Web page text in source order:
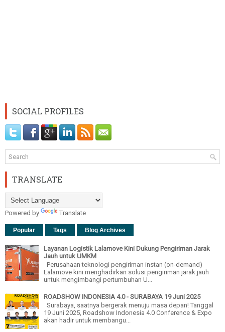
SOCIAL PROFILES
TRANSLATE
Powered by Translate
Popular Tags Blog Archives
Layanan Logistik Lalamove Kini Dukung Pengiriman Jarak
Jauh untuk UMKM
Perusahaan teknologi pengiriman instan (on-demand)
Lalamove kini menghadirkan solusi pengiriman jarak jauh
untuk mengimbangi pertumbuhan U...
ROADSHOW INDONESIA 4.0 - SURABAYA 19 Juni 2025
Surabaya, saatnya bergerak menuju masa depan! Tanggal
19 Juni 2025, Roadshow Indonesia 4.0 Conference & Expo
akan hadir untuk membangu...